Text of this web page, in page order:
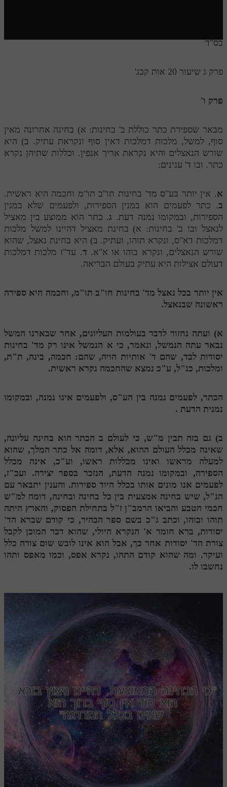
חלק יב
חלק יד
בית שער הכוונות
שידור חי
הזמן סט תלמוד עשר הספירות
ספרים להורדה
מנוע חיפוש בספרים
תלמוד עשר הספירות בעיון
תע"ס חלק ב' עיון
תלמוד עשר הספירות חלק ד
תלמוד עשר הספירות חלק ה
תלמוד עשר הספירות חלק ז
תלמוד עשר הספירות חלק ט
תלמוד עשר הספירות חלק י
תלמוד עשר הספירות חלק יא
תלמוד עשר הספירות חלק יב
תלמוד עשר הספירות חלק יג
תלמוד עשר הספירות חלק יד
תלמוד עשר הספירות חלק טו
תלמוד עשר הספירות חלק טז
בעל הסולם
אתר הבית
לאתר ספר הרב
דף היומי בזוהר הקדוש
בס"ד
פרק ג שיעור 20 אות קכג'
פרק ו'
מבאר שספירת כתר כוללת ב' בחינות: א) בחינה אחרונה מאין
סוף, למשל, מלכות דמלכות דאין סוף ונקראת עתיק. ב) היא
שורש הנאצלים והיא נקראת אריך אנפין. וכללות שתיהן נקרא
כתר. ובו ד' ענינים:
א. אין יותר בע"ס מד' בחינות חו"ב תו"מ וחכמה היא ראשית.
ב. כתר לפעמים הוא במנין הספירות, ולפעמים שלא במנין
הספירות, ובמקומו נמנה דעת. ג. כתר הוא ממוצע בין מאציל
לנאצל ובו ב' בחינות: א) בחינת מאציל דהיינו למשל מלכות
דמלכות דא"ס, ונקרא תוהו, ועתיק. ב) היא בחינת נאצל, שהוא
שורש הנאצלים, ונקרא בוהו או א"א. ד. עד"ז מלכות דמלכות
דעולם אצילות היא עתיק בעולם הבריאה.
אין יותר בכל נאצל מד' בחינות חו"ב תו"מ, וחכמה היא ספירה
ראשונה שבנאצל.
א) ועתה נחזור לדבר בעולמות העליונים, אחר שבארנו המשל
נבאר עתה הנמשל, ונאמר, כי א הנמשל אינו רק מד' בחינות
יסודות לבד, שהם ד' אותיות הויה, שהם: חכמה, בינה, ת"ת,
ומלכות, כנ"ל, ע"כ נמצא שהחכמה נקרא ראשית.
הכתר, לפעמים נמנה בין הע"ס, ולפעמים אינו נמנה, ובמקומו
נמנית הדעת .
ב) גם בזה תבין מ"ש, כי לעולם בהכתר הוא בחינה עליונה,
שאינה מכלל העולם ההוא, אלא, דומה אל כתר המלך, שהוא
למעלה מראשו ואינו מכללות ראשו, וע"כ, אינה מכלל
הספירה, ובמקומו נמנה הדעת, הנזכר בספר יצירה. ועכ"ז,
לפעמים אנו מונים אותו בכלל היוד ספירות. והענין יתבאר עם
הנ"ל, שיש בחינה אמצעית בין כל בחינה ובחינה, דומה למ"ש
חכמי הטבע והביאו הרמב"ן ז"ל בתחילת הפסוק, והארץ היתה
תוהו ובוהו, וכתב ג"כ בשם ספר הבהיר, כי קודם שברא הד'
יסודות, ברא חומר א' הנקרא היולי, שהוא דבר המוכן לקבל
צורת הד' יסודות אחר כך, אבל הוא אינו לובש שום צורה כלל
ועיקר. ומה שהוא קודם התהו, נקרא אפס, וכמו מאפס ותהו
נחשבו לו.